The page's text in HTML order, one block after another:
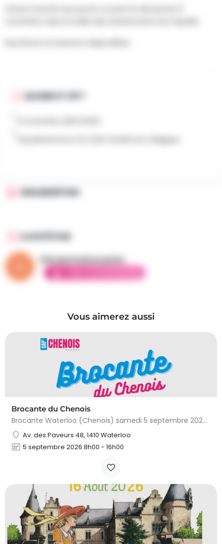
QUAND ET OÙ ?
ORGANISÉ PAR
AJOUTÉ PAR
Vincent la brocante
Vous aimerez aussi
Brocante du Chenois
Brocante Waterloo (Chenois) samedi 5 septembre 2026 (8 à 16h) L’asbl Cap’Chenois vous propose de vendre et…
Av. des Paveurs 48, 1410 Waterloo
5 septembre 2026 8h00 - 16h00